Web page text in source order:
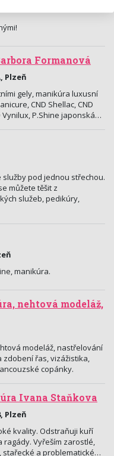
Formanová
Plzeň
gely, manikúra luxusní
CND Shellac, CND
Vynilux, P.Shine japonská…
služby pod jednou střechou.
můžete těšit z
služeb, pedikúry,
manikúra.
nehtová modeláž,
modeláž, nastřelování
zdobení řas, vizážistika,
copánky.
Ivana Staňkova
Plzeň
kvality. Odstraňuji kuří
ragády. Vyřeším zarostlé,
stařecké a problematické…